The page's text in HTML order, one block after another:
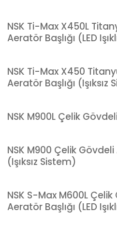
NSK Ti-Max X450L
Aeratör Başlığı (LED
NSK Ti-Max X450
Aeratör Başlığı (Işıksız
NSK M900L Çelik
NSK M900 Çelik Gövdeli
(Işıksız Sistem)
NSK S-Max M600L
Aeratör Başlığı (LED